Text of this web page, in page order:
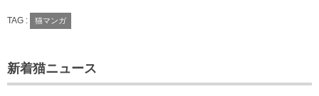
TAG : 猫マンガ
新着猫ニュース